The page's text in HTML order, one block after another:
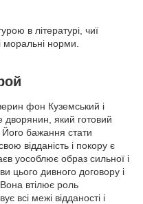
в літературі, чиї
моральні норми.
фон Куземський і
який готовий
Його бажання стати
відданість і покору є
уособлює образ сильної і
цього дивного договору і
втілює роль
всі межі відданості і